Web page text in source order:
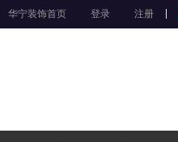
华宁装饰首页 登录 注册